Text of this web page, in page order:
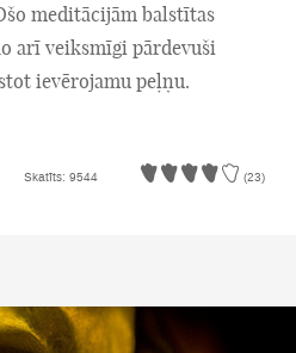
meditācijām balstītas
arī veiksmīgi pārdevuši
ievērojamu peļņu.
Skatīts: 9544 (23)